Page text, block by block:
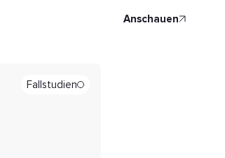
anschauen
Fallstudien